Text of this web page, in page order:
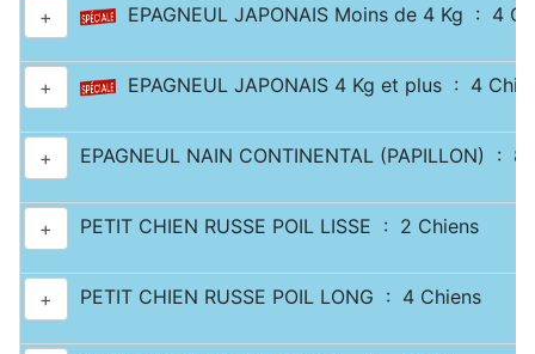
+ EPAGNEUL JAPONAIS Moins de 4 Kg : 4
+ EPAGNEUL JAPONAIS 4 Kg et plus : 4
+ EPAGNEUL NAIN CONTINENTAL (PAPILLON) : 8
+ PETIT CHIEN RUSSE POIL LISSE : 2 Chiens
+ PETIT CHIEN RUSSE POIL LONG : 4 Chiens